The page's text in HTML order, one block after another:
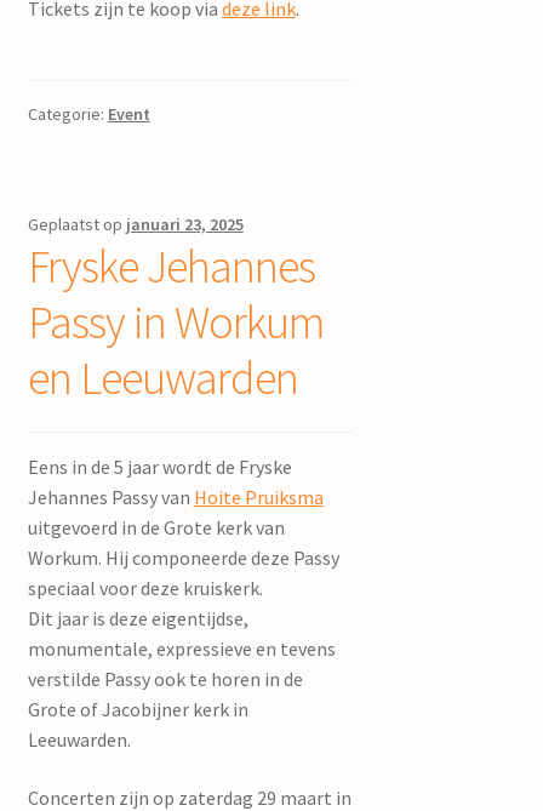
Tickets zijn te koop via deze link.
Categorie: Event
Geplaatst op januari 23, 2025
Fryske Jehannes
Passy in Workum
en Leeuwarden
Eens in de 5 jaar wordt de Fryske
Jehannes Passy van Hoite Pruiksma
uitgevoerd in de Grote kerk van
Workum. Hij componeerde deze Passy
speciaal voor deze kruiskerk.
Dit jaar is deze eigentijdse,
monumentale, expressieve en tevens
verstilde Passy ook te horen in de
Grote of Jacobijner kerk in
Leeuwarden.
Concerten zijn op zaterdag 29 maart in